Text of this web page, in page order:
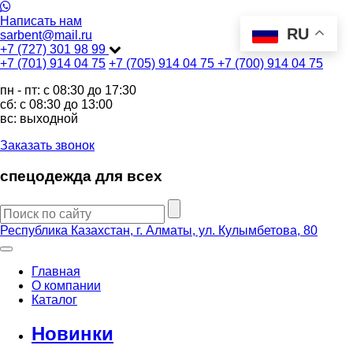
Написать нам
sarbent@mail.ru
+7 (727) 301 98 99
+7 (701) 914 04 75 +7 (705) 914 04 75 +7 (700) 914 04 75
пн - пт: c 08:30 до 17:30
сб: c 08:30 до 13:00
вс: выходной
Заказать звонок
спецодежда для всех
Республика Казахстан, г. Алматы, ул. Кулымбетова, 80
Главная
О компании
Каталог
Новинки
RU